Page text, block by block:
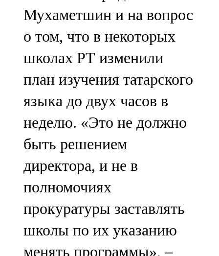
Мухаметшин и на вопрос
о том, что в некоторых
школах РТ изменили
план изучения татарского
языка до двух часов в
неделю. «Это не должно
быть решением
директора, и не в
полномочиях
прокуратуры заставлять
школы по их указанию
менять программы», –